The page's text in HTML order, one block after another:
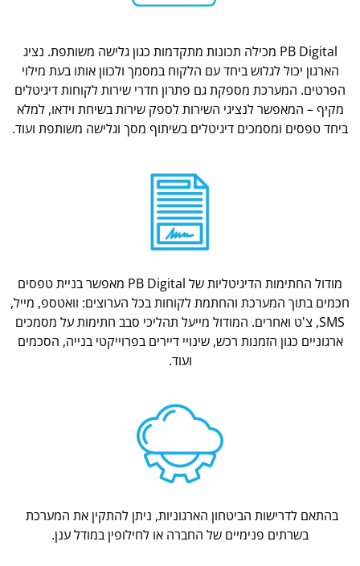
PB Digital מכילה תכונות מתקדמות כגון גלישה משותפת. נציג
הארגון יכול לגלוש ביחד עם הלקוח במסמך ולכוון אותו בעת מילוי
הפרטים. המערכת מספקת גם פתרון חדרי שירות לקוחות דיגיטלים
מקיף – המאפשר לנציגי השירות לספק שירות בשיחת וידאו, למלא
ביחד טפסים ומסמכים דיגיטלים בשיתוף מסך וגלישה משותפת ועוד.
מודול החתימות הדיגיטליות של PB Digital מאפשר בניית טפסים
חכמים בתוך המערכת והחתמת לקוחות בכל הערוצים: וואטספ, מייל,
SMS, צ'ט ואחרים. המודול מייעל תהליכי סבב חתימות על מסמכים
ארגוניים כגון הזמנות רכש, שינויי דיירים בפרוייקטי בנייה, הסכמים
ועוד.
בהתאם לדרישות הביטחון הארגוניות, ניתן להתקין את המערכת
בשרתים פנימיים של החברה או לחילופין במודל ענן.